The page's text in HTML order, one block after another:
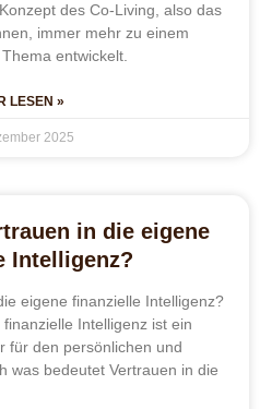
des Co-Living, also das
immer mehr zu einem
entwickelt.
LESEN »
2025
in die eigene
Intelligenz?
eigene finanzielle Intelligenz?
Intelligenz ist ein
für den persönlichen und
was bedeutet Vertrauen in die